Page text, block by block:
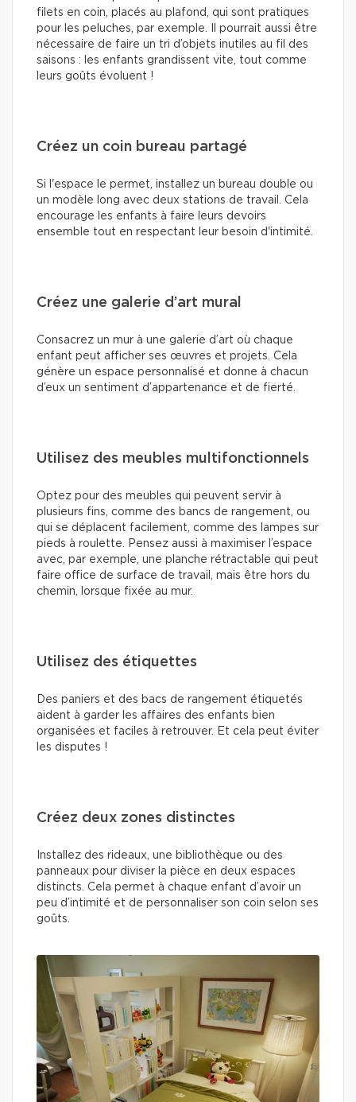
filets en coin, placés au plafond, qui sont pratiques
pour les peluches, par exemple. Il pourrait aussi être
nécessaire de faire un tri d’objets inutiles au fil des
saisons : les enfants grandissent vite, tout comme
leurs goûts évoluent !
Créez un coin bureau partagé
Si l'espace le permet, installez un bureau double ou
un modèle long avec deux stations de travail. Cela
encourage les enfants à faire leurs devoirs
ensemble tout en respectant leur besoin d'intimité.
Créez une galerie d’art mural
Consacrez un mur à une galerie d’art où chaque
enfant peut afficher ses œuvres et projets. Cela
génère un espace personnalisé et donne à chacun
d’eux un sentiment d’appartenance et de fierté.
Utilisez des meubles multifonctionnels
Optez pour des meubles qui peuvent servir à
plusieurs fins, comme des bancs de rangement, ou
qui se déplacent facilement, comme des lampes sur
pieds à roulette. Pensez aussi à maximiser l’espace
avec, par exemple, une planche rétractable qui peut
faire office de surface de travail, mais être hors du
chemin, lorsque fixée au mur.
Utilisez des étiquettes
Des paniers et des bacs de rangement étiquetés
aident à garder les affaires des enfants bien
organisées et faciles à retrouver. Et cela peut éviter
les disputes !
Créez deux zones distinctes
Installez des rideaux, une bibliothèque ou des
panneaux pour diviser la pièce en deux espaces
distincts. Cela permet à chaque enfant d’avoir un
peu d’intimité et de personnaliser son coin selon ses
goûts.